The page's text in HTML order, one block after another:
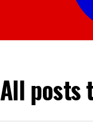
All posts